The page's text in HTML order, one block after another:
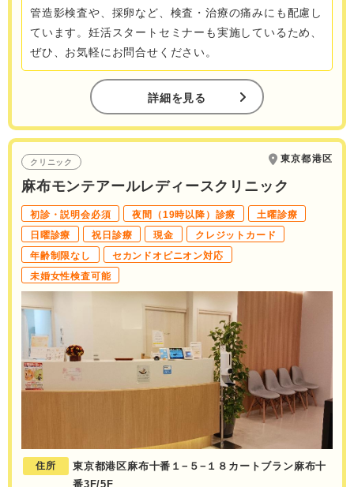
管造影検査や、採卵など、検査・治療の痛みにも配慮し
ています。妊活スタートセミナーも実施しているため、
ぜひ、お気軽にお問合せください。
詳細を見る
クリニック 東京都港区
麻布モンテアールレディースクリニック
初診・説明会必須 夜間（19時以降）診療
土曜診療
日曜診療
祝日診療 現金
クレジットカード
年齢制限なし
セカンドオピニオン対応
未婚女性検査可能
住所
東京都港区麻布十番１−５−１８カートブラン麻布十
番3F/5F